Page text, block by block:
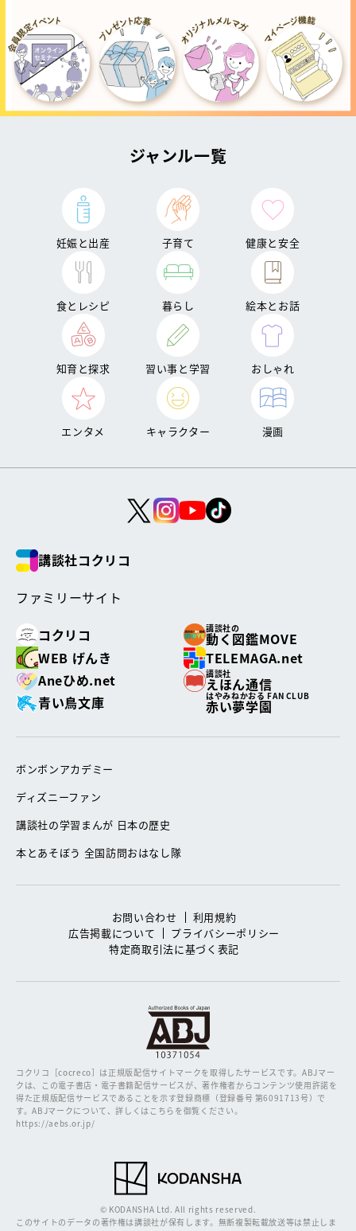
ジャンル一覧
妊娠と出産 子育て 健康と安全
食とレシピ 暮らし 絵本とお話
知育と探求 習い事と学習 おしゃれ
エンタメ キャラクター 漫画
講談社コクリコ
ファミリーサイト
コクリコ
講談社の
動く図鑑MOVE
WEB げんき
TELEMAGA.net
Aneひめ.net
講談社
えほん通信
青い鳥文庫
はやみねかおる FAN CLUB
赤い夢学園
ボンボンアカデミー
ディズニーファン
講談社の学習まんが 日本の歴史
本とあそぼう 全国訪問おはなし隊
お問い合わせ
利用規約
広告掲載について
プライバシーポリシー
特定商取引法に基づく表記
コクリコ［cocreco］は正規版配信サイトマークを取得したサービスです。ABJマー
クは、この電子書店・電子書籍配信サービスが、著作権者からコンテンツ使用許諾を
得た正規版配信サービスであることを示す登録商標（登録番号 第6091713号）で
す。ABJマークについて、詳しくはこちらを御覧ください。
https://aebs.or.jp/
© KODANSHA Ltd. All rights reserved.
このサイトのデータの著作権は講談社が保有します。無断複製転載放送等は禁止しま